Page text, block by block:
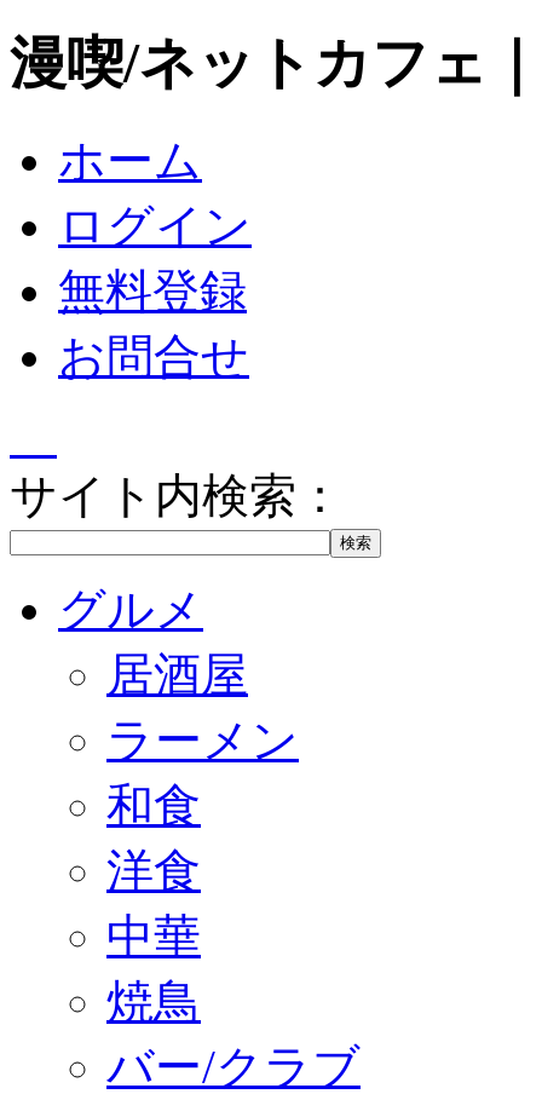
漫喫/ネットカフェ
ホーム
ログイン
無料登録
お問合せ
サイト内検索：
グルメ
居酒屋
ラーメン
和食
洋食
中華
焼鳥
バー/クラブ